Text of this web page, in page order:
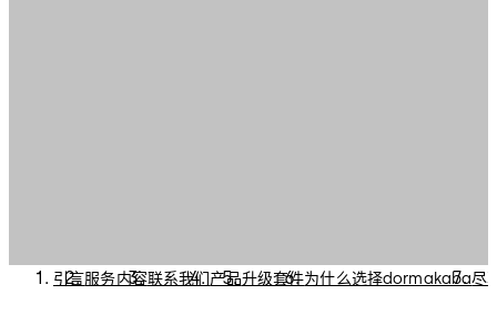
引言服务内容联系我们产品升级套件为什么选择dormakaba尽